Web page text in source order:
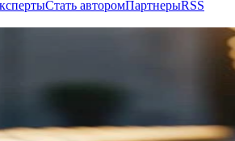
Стать авторомПартнерыRSS